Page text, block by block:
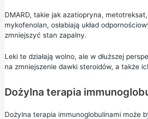
DMARD, takie jak azatiopryna,
mykofenolan, osłabiają układ
zmniejszyć stan zapalny.
Leki te działają wolno, ale w dłuższej
na zmniejszenie dawki steroidów, a także
Dożylna terapia
Dożylna terapia immunoglobulinami może